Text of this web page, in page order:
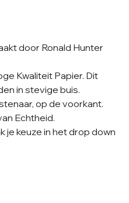
door Ronald Hunter
Kwaliteit Papier. Dit
in stevige buis.
op de voorkant.
Echtheid.
je keuze in het drop down